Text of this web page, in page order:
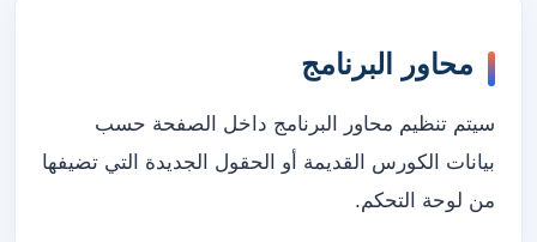
محاور البرنامج
سيتم تنظيم محاور البرنامج داخل الصفحة حسب
بيانات الكورس القديمة أو الحقول الجديدة التي تضيفها
من لوحة التحكم.